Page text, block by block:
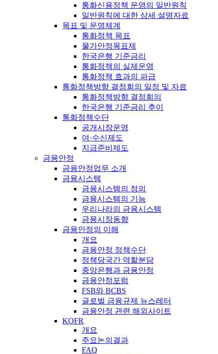
통화신용정책 운영의 일반원칙
일반원칙에 대한 상세 설명자료
목표 및 운영체계
통화정책 목표
물가안정목표제
한국은행 기준금리
통화정책의 실제운영
통화정책 효과의 파급
통화정책방향 결정회의 일정 및 자료
통화정책방향 결정회의
한국은행 기준금리 추이
통화정책수단
공개시장운영
여·수신제도
지급준비제도
금융안정
금융안정업무 소개
금융시스템
금융시스템의 정의
금융시스템의 기능
우리나라의 금융시스템
금융시장동향
금융안정의 이해
개요
금융안정 정책수단
정책당국간 역할분담
중앙은행과 금융안정
금융안정포럼
FSB와 BCBS
글로벌 금융규제 뉴스레터
금융안정 관련 해외사이트
KOFR
개요
주요논의결과
FAQ